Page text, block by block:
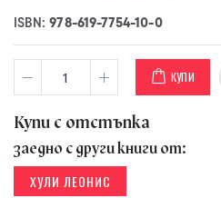
ISBN:978-619-7754-10-0
КУПИ
Купи с отстъпка
заедно с други книги от:
ХУЛИ ЛЕОНИС